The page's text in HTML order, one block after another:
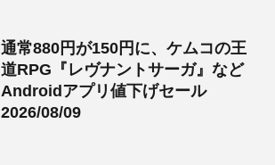
通常880円が150円に、ケムコの王
道RPG『レヴナントサーガ』など
Androidアプリ値下げセール
2026/08/09